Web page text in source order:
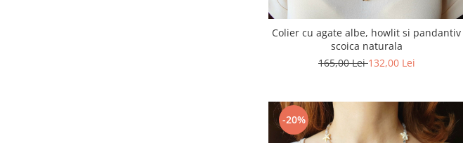
Colier cu agate albe, howlit si pandantiv
scoica naturala
165,00 Lei132,00 Lei
-20%